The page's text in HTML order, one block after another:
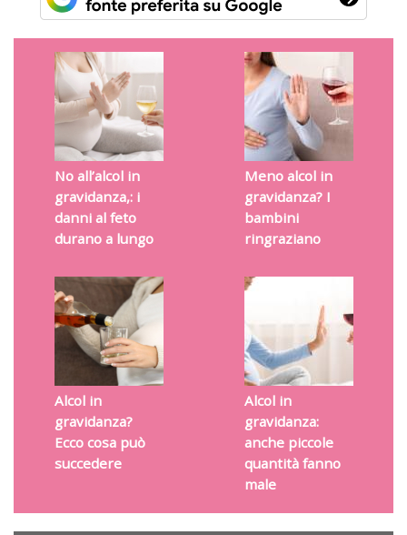
No all’alcol in
gravidanza,: i
danni al feto
durano a lungo
Meno alcol in
gravidanza? I
bambini
ringraziano
Alcol in
gravidanza?
Ecco cosa può
succedere
Alcol in
gravidanza:
anche piccole
quantità fanno
male